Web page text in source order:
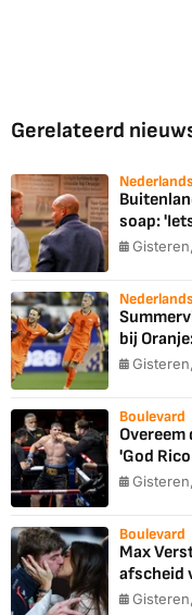
Gerelateerd
soap:
bij
Boulevard
'God
Boulevard
Max
afscheid